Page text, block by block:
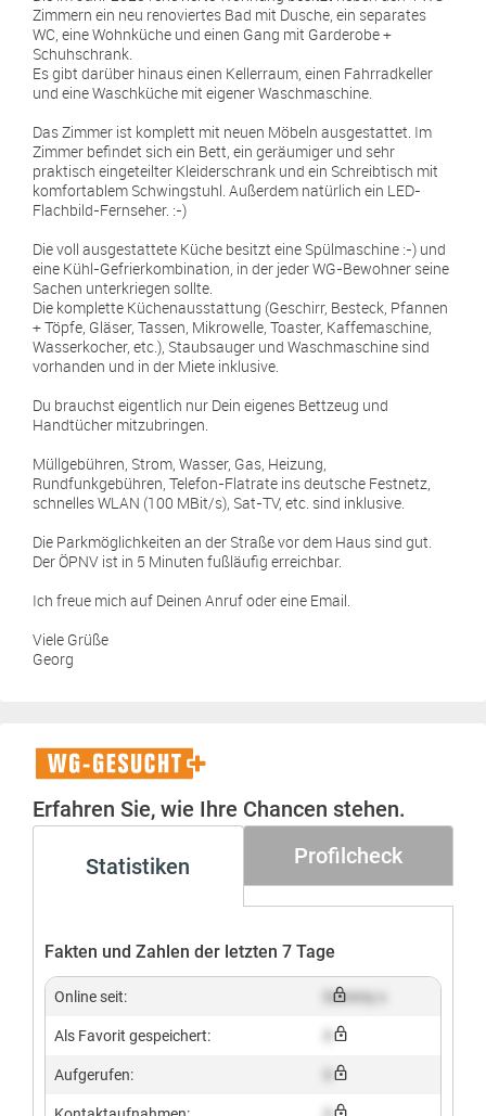
Zimmern ein neu renoviertes Bad mit Dusche, ein separates
WC, eine Wohnküche und einen Gang mit Garderobe +
Schuhschrank.
Es gibt darüber hinaus einen Kellerraum, einen Fahrradkeller
und eine Waschküche mit eigener Waschmaschine.
Das Zimmer ist komplett mit neuen Möbeln ausgestattet. Im
Zimmer befindet sich ein Bett, ein geräumiger und sehr
praktisch eingeteilter Kleiderschrank und ein Schreibtisch mit
komfortablem Schwingstuhl. Außerdem natürlich ein LED-
Flachbild-Fernseher. :-)
Die voll ausgestattete Küche besitzt eine Spülmaschine :-) und
eine Kühl-Gefrierkombination, in der jeder WG-Bewohner seine
Sachen unterkriegen sollte.
Die komplette Küchenausstattung (Geschirr, Besteck, Pfannen
+ Töpfe, Gläser, Tassen, Mikrowelle, Toaster, Kaffemaschine,
Wasserkocher, etc.), Staubsauger und Waschmaschine sind
vorhanden und in der Miete inklusive.
Du brauchst eigentlich nur Dein eigenes Bettzeug und
Handtücher mitzubringen.
Müllgebühren, Strom, Wasser, Gas, Heizung,
Rundfunkgebühren, Telefon-Flatrate ins deutsche Festnetz,
schnelles WLAN (100 MBit/s), Sat-TV, etc. sind inklusive.
Die Parkmöglichkeiten an der Straße vor dem Haus sind gut.
Der ÖPNV ist in 5 Minuten fußläufig erreichbar.
Ich freue mich auf Deinen Anruf oder eine Email.
Viele Grüße
Georg
WG-
Gesucht+
Erfahren Sie, wie Ihre Chancen stehen.
Statistiken Profilcheck
Fakten und Zahlen der letzten 7 Tage
Online seit: Dummy x
Als Favorit gespeichert:
Aufgerufen: